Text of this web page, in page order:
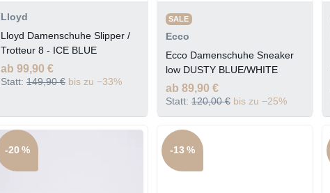
Lloyd
Lloyd Damenschuhe Slipper /
Trotteur 8 - ICE BLUE
ab 99,90 €
Statt: 149,90 € bis zu −33%
SALE
Ecco
Ecco Damenschuhe Sneaker
low DUSTY BLUE/WHITE
ab 89,90 €
Statt: 120,00 € bis zu −25%
-20 % -13 %